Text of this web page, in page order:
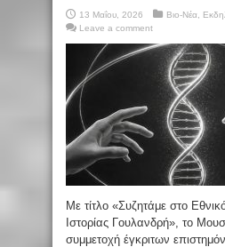
13 Μαΐου, 2026 Βιο-Νέα
Leave a comment
Με τίτλο «Συζητάμε στο
Ιστορίας Γουλανδρή», το
συμμετοχή έγκριτων